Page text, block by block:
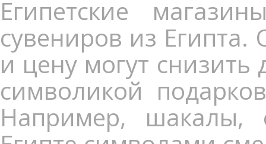
Египетские
сувениров из Египта.
и цену могут
символикой
Например, шакалы,